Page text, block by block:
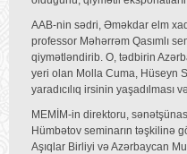
AAB-nin sədri, Əməkdar elm
professor Məhərrəm Qasımlı
qiymətləndirib. O, tədbirin
yeri olan Molla Cuma, Hüseyn
yaradıcılıq irsinin
MEMİM-in direktoru,
Hümbətov seminarın təşkilinə
Aşıqlar Birliyi və Azərbaycan